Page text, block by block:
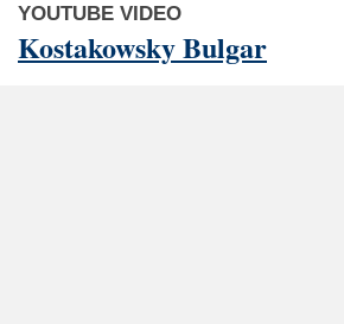
YOUTUBE VIDEO
Kostakowsky Bulgar